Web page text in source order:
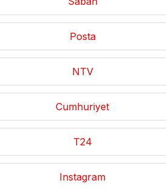
Posta
NTV
Cumhuriyet
T24
Instagram